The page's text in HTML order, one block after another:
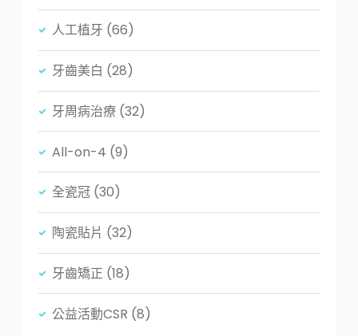
人工植牙 (66)
牙齒美白 (28)
牙周病治療 (32)
All-on-4 (9)
全瓷冠 (30)
陶瓷貼片 (32)
牙齒矯正 (18)
公益活動CSR (8)